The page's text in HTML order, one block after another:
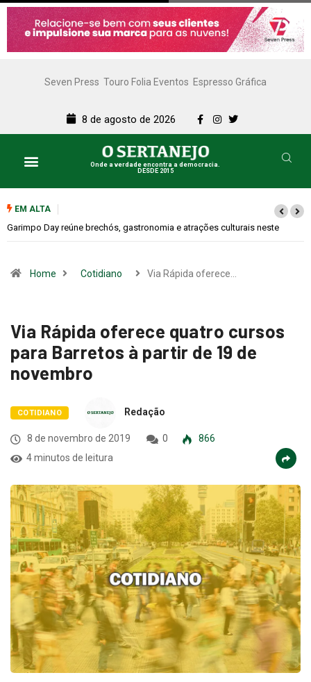
Seven Press Touro Folia Eventos Espresso Gráfica
8 de agosto de 2026
Onde a verdade encontra a democracia.
DESDE 2015
EM ALTA
Bugonia transforma paranoia e conspiração em um suspense imprevisível
Home Cotidiano Via Rápida oferece…
Via Rápida oferece quatro cursos
para Barretos à partir de 19 de
novembro
COTIDIANO Redação
8 de novembro de 2019 0
866
4 minutos de leitura